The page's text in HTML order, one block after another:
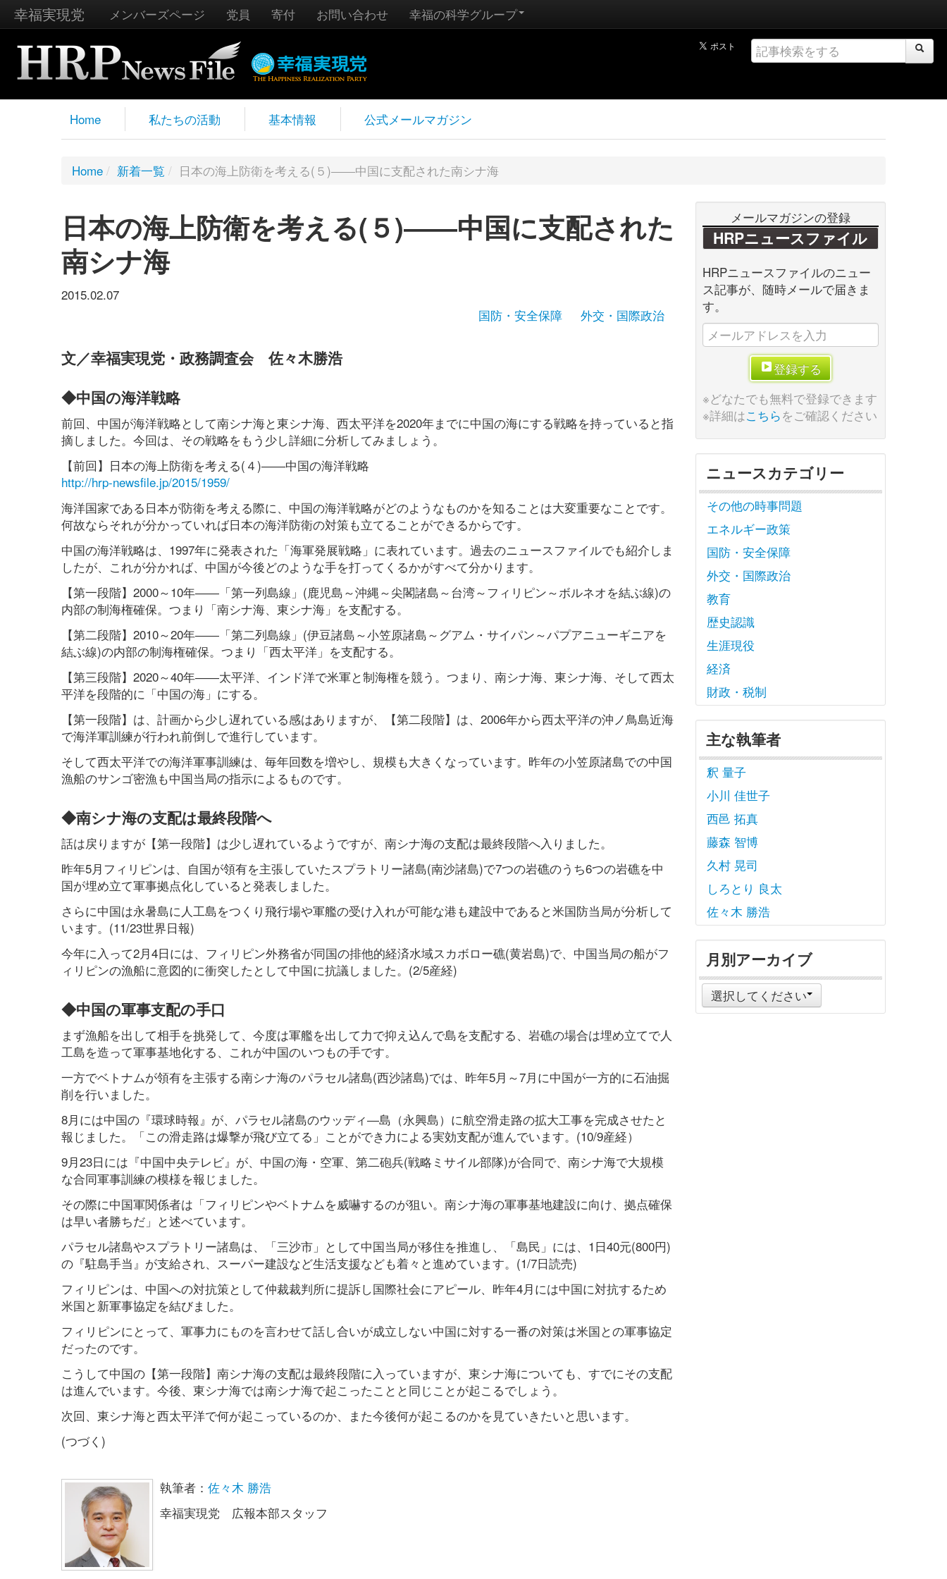
幸福実現党 メンバーズページ 党員 寄付 お問い合わせ 幸福の科学グループ
Home 私たちの活動 基本情報 公式メールマガジン
Home / 新着一覧 / 日本の海上防衛を考える(５)――中国に支配された南シナ海
日本の海上防衛を考える(５)――中国に支配された
南シナ海
2015.02.07
国防・安全保障
外交・国際政治
文／幸福実現党・政務調査会 佐々木勝浩
◆中国の海洋戦略
前回、中国が海洋戦略として南シナ海と東シナ海、西太平洋を2020年までに中国の海にする戦略を持っていると指
摘しました。今回は、その戦略をもう少し詳細に分析してみましょう。
【前回】日本の海上防衛を考える(４)――中国の海洋戦略
http://hrp-newsfile.jp/2015/1959/
海洋国家である日本が防衛を考える際に、中国の海洋戦略がどのようなものかを知ることは大変重要なことです。
何故ならそれが分かっていれば日本の海洋防衛の対策も立てることができるからです。
中国の海洋戦略は、1997年に発表された「海軍発展戦略」に表れています。過去のニュースファイルでも紹介しま
したが、これが分かれば、中国が今後どのような手を打ってくるかがすべて分かります。
【第一段階】2000～10年――「第一列島線」(鹿児島～沖縄～尖閣諸島～台湾～フィリピン～ボルネオを結ぶ線)の
内部の制海権確保。つまり「南シナ海、東シナ海」を支配する。
【第二段階】2010～20年――「第二列島線」(伊豆諸島～小笠原諸島～グアム・サイパン～パプアニューギニアを
結ぶ線)の内部の制海権確保。つまり「西太平洋」を支配する。
【第三段階】2020～40年――太平洋、インド洋で米軍と制海権を競う。つまり、南シナ海、東シナ海、そして西太
平洋を段階的に「中国の海」にする。
【第一段階】は、計画から少し遅れている感はありますが、【第二段階】は、2006年から西太平洋の沖ノ鳥島近海
で海洋軍訓練が行われ前倒しで進行しています。
そして西太平洋での海洋軍事訓練は、毎年回数を増やし、規模も大きくなっています。昨年の小笠原諸島での中国
漁船のサンゴ密漁も中国当局の指示によるものです。
◆南シナ海の支配は最終段階へ
話は戻りますが【第一段階】は少し遅れているようですが、南シナ海の支配は最終段階へ入りました。
昨年5月フィリピンは、自国が領有を主張していたスプラトリー諸島(南沙諸島)で7つの岩礁のうち6つの岩礁を中
国が埋め立て軍事拠点化していると発表しました。
さらに中国は永暑島に人工島をつくり飛行場や軍艦の受け入れが可能な港も建設中であると米国防当局が分析して
います。(11/23世界日報)
今年に入って2月4日には、フィリピン外務省が同国の排他的経済水域スカボロー礁(黄岩島)で、中国当局の船がフ
ィリピンの漁船に意図的に衝突したとして中国に抗議しました。(2/5産経)
◆中国の軍事支配の手口
まず漁船を出して相手を挑発して、今度は軍艦を出して力で抑え込んで島を支配する、岩礁の場合は埋め立てで人
工島を造って軍事基地化する、これが中国のいつもの手です。
一方でベトナムが領有を主張する南シナ海のパラセル諸島(西沙諸島)では、昨年5月～7月に中国が一方的に石油掘
削を行いました。
8月には中国の『環球時報』が、パラセル諸島のウッディ―島（永興島）に航空滑走路の拡大工事を完成させたと
報じました。「この滑走路は爆撃が飛び立てる」ことができ力による実効支配が進んでいます。(10/9産経）
9月23日には『中国中央テレビ』が、中国の海・空軍、第二砲兵(戦略ミサイル部隊)が合同で、南シナ海で大規模
な合同軍事訓練の模様を報じました。
その際に中国軍関係者は「フィリピンやベトナムを威嚇するのが狙い。南シナ海の軍事基地建設に向け、拠点確保
は早い者勝ちだ」と述べています。
パラセル諸島やスプラトリー諸島は、「三沙市」として中国当局が移住を推進し、「島民」には、1日40元(800円)
の『駐島手当』が支給され、スーパー建設など生活支援なども着々と進めています。(1/7日読売)
フィリピンは、中国への対抗策として仲裁裁判所に提訴し国際社会にアピール、昨年4月には中国に対抗するため
米国と新軍事協定を結びました。
フィリピンにとって、軍事力にものを言わせて話し合いが成立しない中国に対する一番の対策は米国との軍事協定
だったのです。
こうして中国の【第一段階】南シナ海の支配は最終段階に入っていますが、東シナ海についても、すでにその支配
は進んでいます。今後、東シナ海では南シナ海で起こったことと同じことが起こるでしょう。
次回、東シナ海と西太平洋で何が起こっているのか、また今後何が起こるのかを見ていきたいと思います。
(つづく)
執筆者： 佐々木 勝浩
幸福実現党 広報本部スタッフ
メールマガジンの登録
HRPニュースファイル
HRPニュースファイルのニュー
ス記事が、随時メールで届きま
す。
登録する
※どなたでも無料で登録できます
※詳細はこちらをご確認ください
ニュースカテゴリー
その他の時事問題
エネルギー政策
国防・安全保障
外交・国際政治
教育
歴史認識
生涯現役
経済
財政・税制
主な執筆者
釈 量子
小川 佳世子
西邑 拓真
藤森 智博
久村 晃司
しろとり 良太
佐々木 勝浩
月別アーカイブ
選択してください